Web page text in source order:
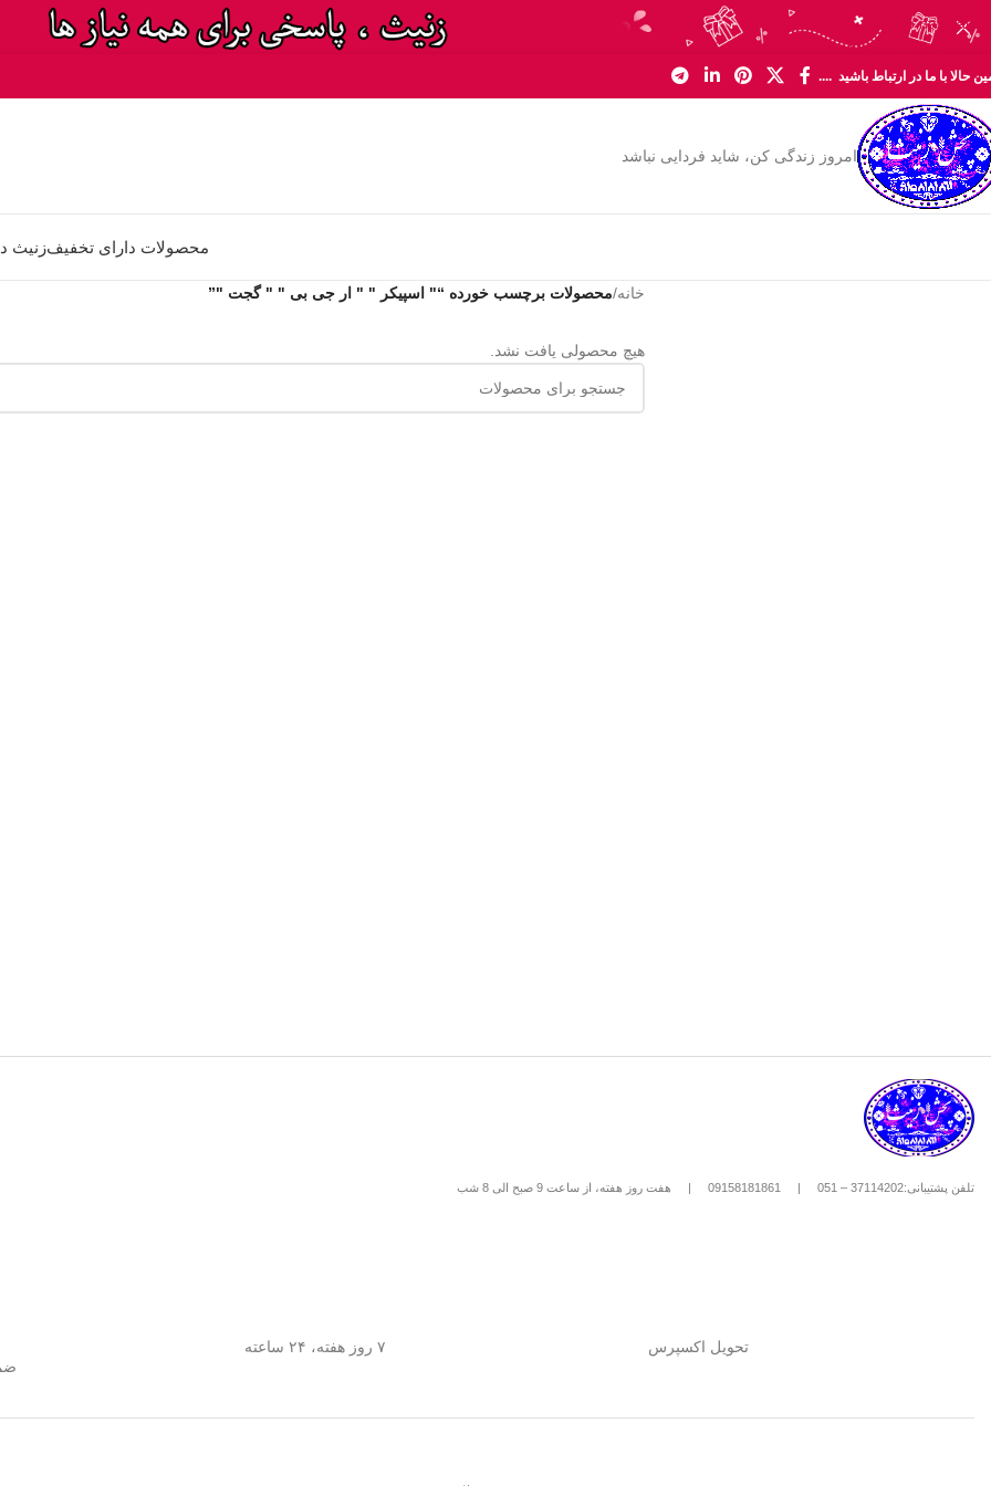
Skip to navigation
Skip to main content
حالا با ما در ارتباط باشید ....
امروز زندگی کن، شاید فردایی نباشد
محصولات دارای تخفیفزنیث
خانه/محصولات برچسب خورده “" اسپیکر " " ار جی بی " " گجت "”
هیچ محصولی یافت نشد.
تلفن پشتیبانی:37114202 – 051 |
09158181861
| هفت روز هفته، از ساعت 9 صبح الی 8 شب
تحویل اکسپرس
۷ روز هفته، ۲۴ ساعته